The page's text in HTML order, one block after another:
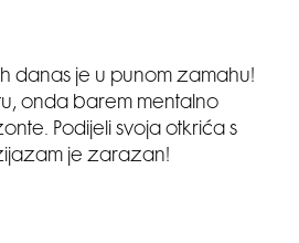
danas je u punom zamahu!
onda barem mentalno
Podijeli svoja otkrića s
je zarazan!